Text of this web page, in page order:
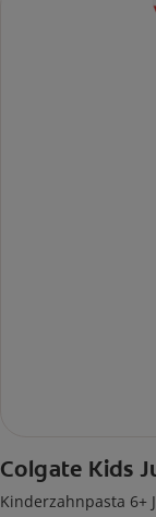
Colgate Kids
Kinderzahnpasta 6+